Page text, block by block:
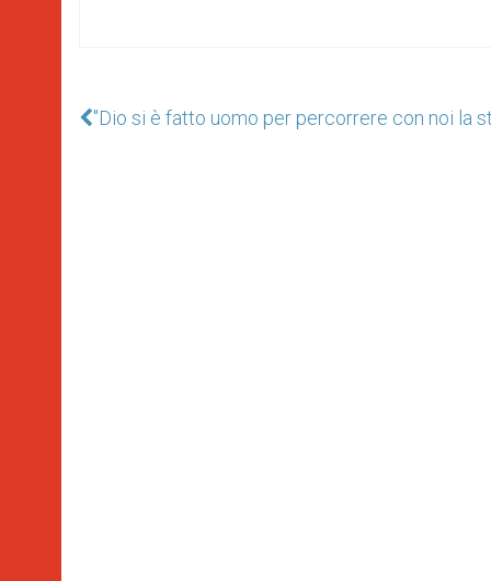
"Dio si è fatto uomo per percorrere con noi la